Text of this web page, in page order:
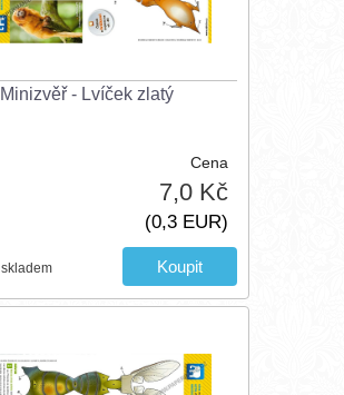
Minizvěř - Lvíček zlatý
Cena
7,0 Kč
(0,3 EUR)
skladem